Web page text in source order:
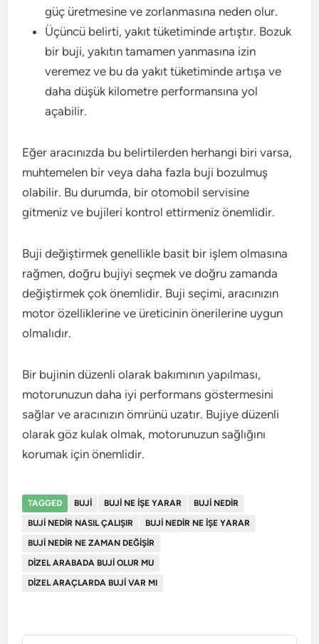
güç üretmesine ve zorlanmasına neden olur.
Üçüncü belirti, yakıt tüketiminde artıştır. Bozuk
bir buji, yakıtın tamamen yanmasına izin
veremez ve bu da yakıt tüketiminde artışa ve
daha düşük kilometre performansına yol
açabilir.
Eğer aracınızda bu belirtilerden herhangi biri varsa,
muhtemelen bir veya daha fazla buji bozulmuş
olabilir. Bu durumda, bir otomobil servisine
gitmeniz ve bujileri kontrol ettirmeniz önemlidir.
Buji değiştirmek genellikle basit bir işlem olmasına
rağmen, doğru bujiyi seçmek ve doğru zamanda
değiştirmek çok önemlidir. Buji seçimi, aracınızın
motor özelliklerine ve üreticinin önerilerine uygun
olmalıdır.
Bir bujinin düzenli olarak bakımının yapılması,
motorunuzun daha iyi performans göstermesini
sağlar ve aracınızın ömrünü uzatır. Bujiye düzenli
olarak göz kulak olmak, motorunuzun sağlığını
korumak için önemlidir.
TAGGED BUJI BUJI NE IŞE YARAR
BUJI NEDIR
BUJI NEDIR NASIL ÇALIŞIR
BUJI NEDIR NE IŞE YARAR
BUJI NEDIR NE ZAMAN DEĞIŞIR
DIZEL ARABADA BUJI OLUR MU
DIZEL ARAÇLARDA BUJI VAR MI